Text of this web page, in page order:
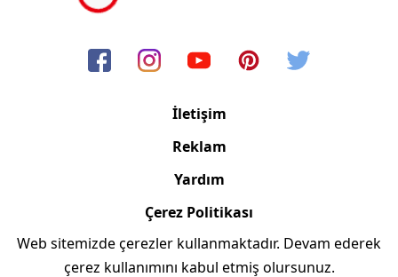
İletişim
Reklam
Yardım
Çerez Politikası
Copyright © 2006/2024 Canlimobeseizle.com
Web sitemizde çerezler kullanmaktadır. Devam ederek
çerez kullanımını kabul etmiş olursunuz.